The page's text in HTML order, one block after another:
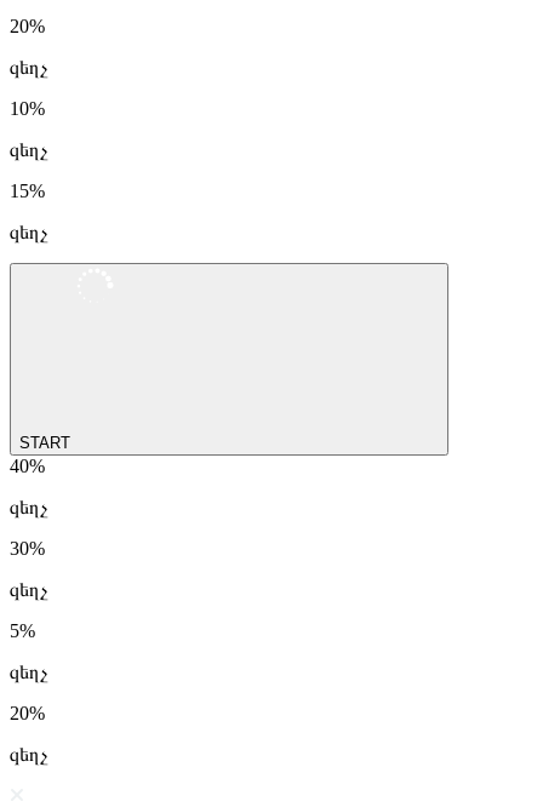
20%
զեղչ
10%
զեղչ
15%
զեղչ
START
40%
զեղչ
30%
զեղչ
5%
զեղչ
20%
զեղչ